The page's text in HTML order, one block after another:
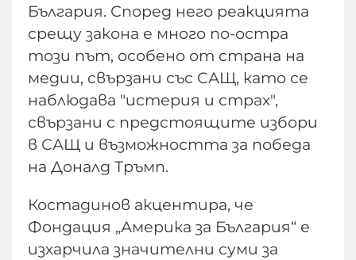
България. Според него реакцията
срещу закона е много по-остра
този път, особено от страна на
медии, свързани със САЩ, като се
наблюдава "истерия и страх",
свързани с предстоящите избори
в САЩ и възможността за победа
на Доналд Тръмп.
Костадинов акцентира, че
Фондация „Америка за България“ е
изхарчила значителни суми за